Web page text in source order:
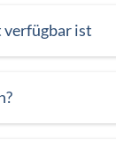
verfügbar ist